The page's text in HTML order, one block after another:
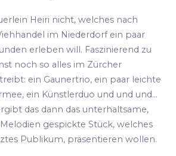
Heiri nicht, welches nach
im Niederdorf ein paar
erleben will. Faszinierend zu
noch so alles im Zürcher
ein Gaunertrio, ein paar leichte
ein Künstlerduo und und und...
das dann das unterhaltsame,
gespickte Stück, welches
Publikum, präsentieren wollen.